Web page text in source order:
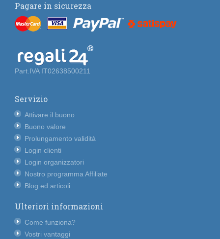
Pagare in sicurezza
Part.IVA IT02638500211
Servizio
Attivare il buono
Buono valore
Prolungamento validità
Login clienti
Login organizzatori
Nostro programma Affiliate
Blog ed articoli
Ulteriori informazioni
Come funziona?
Vostri vantaggi